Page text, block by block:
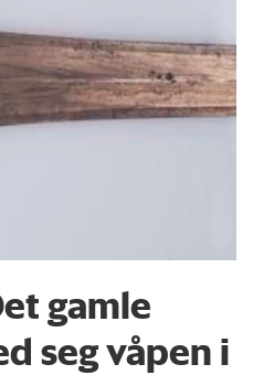
gamle
seg våpen i